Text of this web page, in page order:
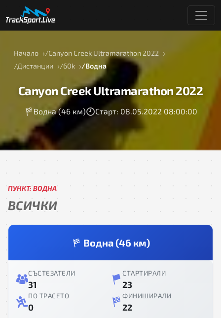
Начало
Canyon Creek Ultramarathon 2022
Дистанции
60k Водна
Canyon Creek Ultramarathon 2022
Водна (46 км) Старт: 08.05.2022 08:00:00
ПУНКТ: ВОДНА
ВСИЧКИ
Водна (46 км)
СЪСТЕЗАТЕЛИ
31
СТАРТИРАЛИ
23
ПО ТРАСЕТО
0
ФИНИШИРАЛИ
22